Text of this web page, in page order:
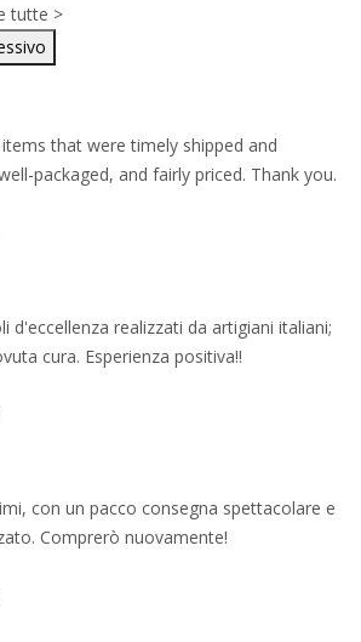
tutte >
that were timely shipped and
packaged, and fairly priced. Thank you.
d'eccellenza realizzati da artigiani italiani;
cura. Esperienza positiva!!
con un pacco consegna spettacolare e
Comprerò nuovamente!